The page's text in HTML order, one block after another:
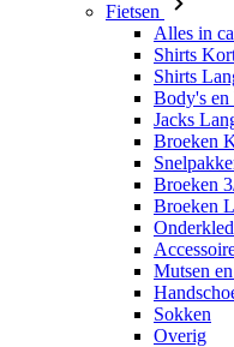
Fietsen
Alles in
Shirts
Shirts
Body's en
Jacks
Broeken
Broeken
Broeken
Mutsen
Sokken
Overig